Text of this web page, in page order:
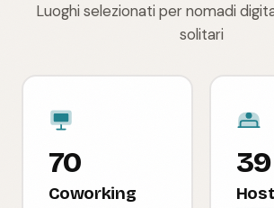
Luoghi selezionati per nomadi
solitari
70
Coworking
39